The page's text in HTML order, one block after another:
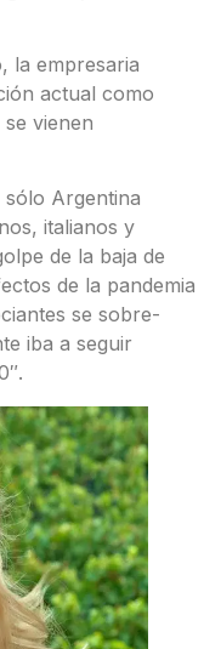
la empresaria
actual como
vienen
Argentina
italianos y
de la baja de
de la pandemia
se sobre-
iba a seguir